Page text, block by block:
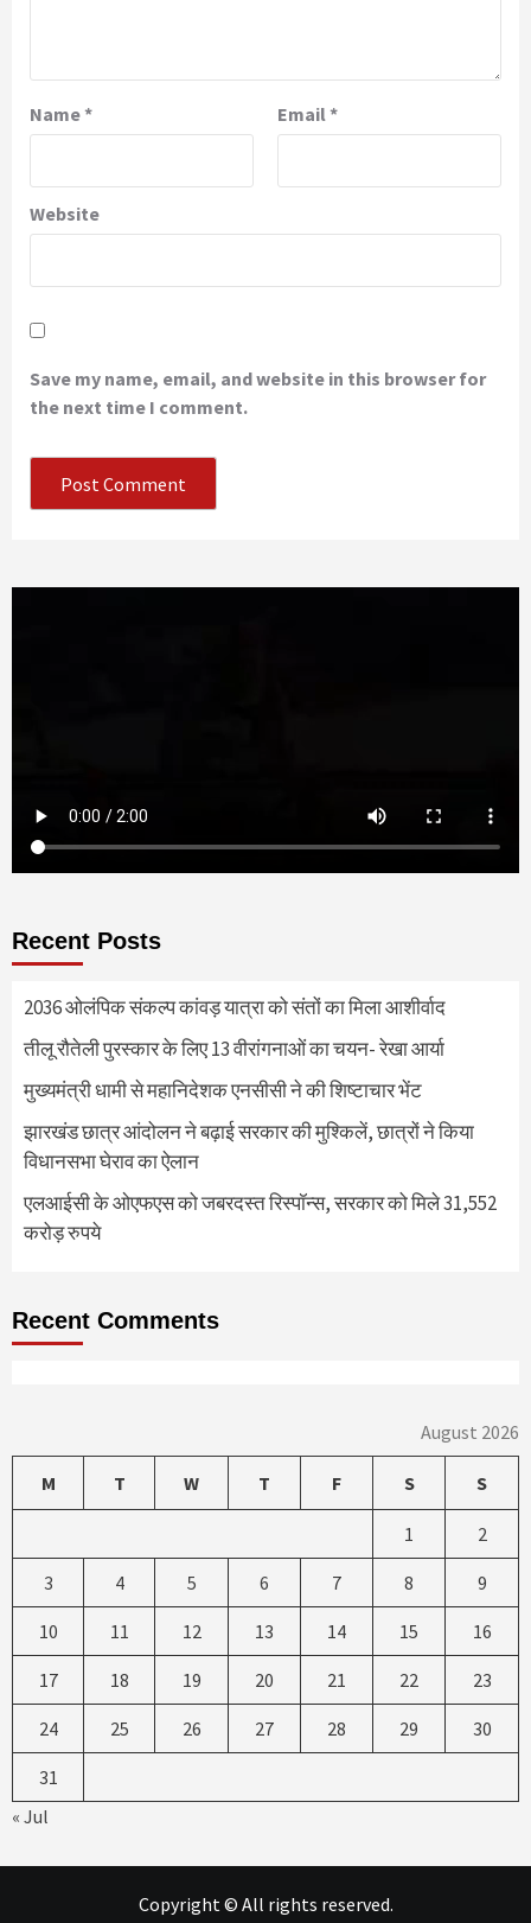
Name* Email*
Website
Save my name, email, and website in this browser for
the next time I comment.
Recent Posts
2036 ओलंपिक संकल्प कांवड़ यात्रा को संतों का मिला आशीर्वाद
तीलू रौतेली पुरस्कार के लिए 13 वीरांगनाओं का चयन- रेखा आर्या
मुख्यमंत्री धामी से महानिदेशक एनसीसी ने की शिष्टाचार भेंट
झारखंड छात्र आंदोलन ने बढ़ाई सरकार की मुश्किलें, छात्रों ने किया
विधानसभा घेराव का ऐलान
एलआईसी के ओएफएस को जबरदस्त रिस्पॉन्स, सरकार को मिले 31,552
करोड़ रुपये
Recent Comments
August 2026
M T W T F S S
1 2
3 4 5 6 7 8 9
10 11 12 13 14 15 16
17 18 19 20 21 22 23
24 25 26 27 28 29 30
31
« Jul
Copyright © All rights reserved.